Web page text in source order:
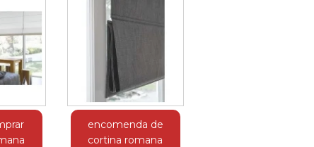
encomenda de
cortina romana